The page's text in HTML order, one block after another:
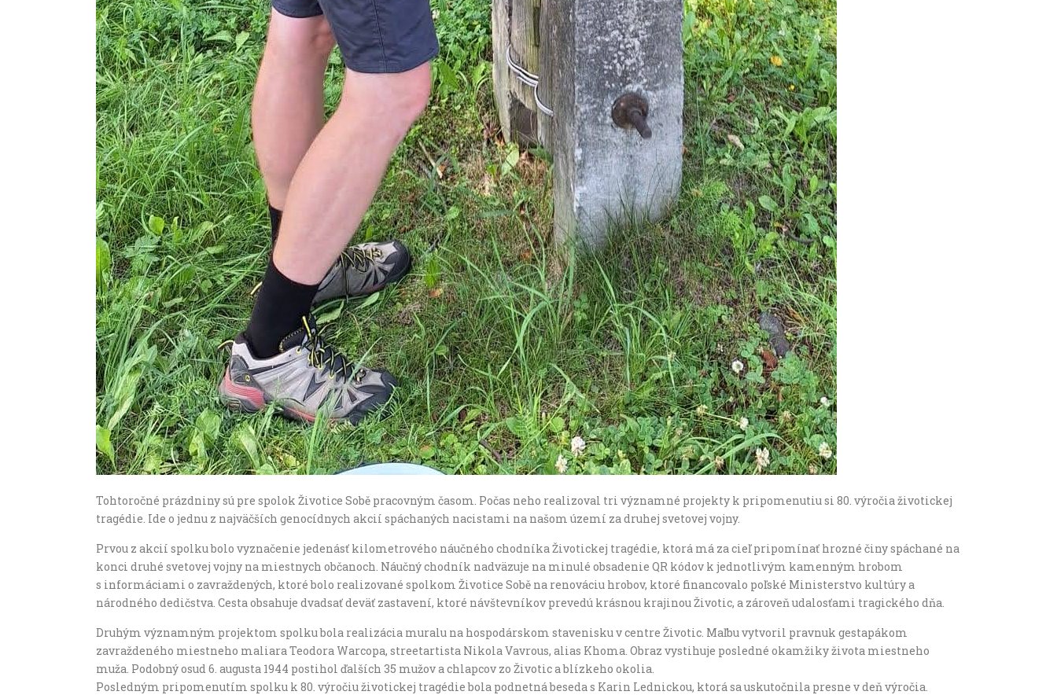
Tohtoročné prázdniny sú pre spolok Životice Sobě pracovným časom. Počas neho realizoval tri významné projekty k pripomenutiu si 80. výročia životickej
tragédie. Ide o jednu z najväčších genocídnych akcií spáchaných nacistami na našom území za druhej svetovej vojny.
Prvou z akcií spolku bolo vyznačenie jedenásť kilometrového náučného chodníka Životickej tragédie, ktorá má za cieľ pripomínať hrozné činy spáchané na
konci druhé svetovej vojny na miestnych občanoch. Náučný chodník nadväzuje na minulé obsadenie QR kódov k jednotlivým kamenným hrobom
s informáciami o zavraždených, ktoré bolo realizované spolkom Životice Sobě na renováciu hrobov, ktoré financovalo poľské Ministerstvo kultúry a
národného dedičstva. Cesta obsahuje dvadsať deväť zastavení, ktoré návštevníkov prevedú krásnou krajinou Životic, a zároveň udalosťami tragického dňa.
Druhým významným projektom spolku bola realizácia muralu na hospodárskom stavenisku v centre Životic. Maľbu vytvoril pravnuk gestapákom
zavraždeného miestneho maliara Teodora Warcopa, streetartista Nikola Vavrous, alias Khoma. Obraz vystihuje posledné okamžiky života miestneho
muža. Podobný osud 6. augusta 1944 postihol ďalších 35 mužov a chlapcov zo Životic a blízkeho okolia.
Posledným pripomenutím spolku k 80. výročiu životickej tragédie bola podnetná beseda s Karin Lednickou, ktorá sa uskutočnila presne v deň výročia.